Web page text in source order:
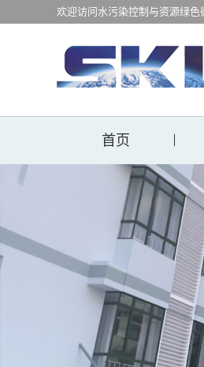
欢迎访问水污染控制与资源绿色
首页